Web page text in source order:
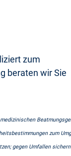
zum
beraten wir Sie
zum
gegen Umfallen